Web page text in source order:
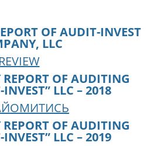
OF AUDIT-INVEST
LLC
REVIEW
OF AUDITING
LLC – 2018
OF AUDITING
LLC – 2019